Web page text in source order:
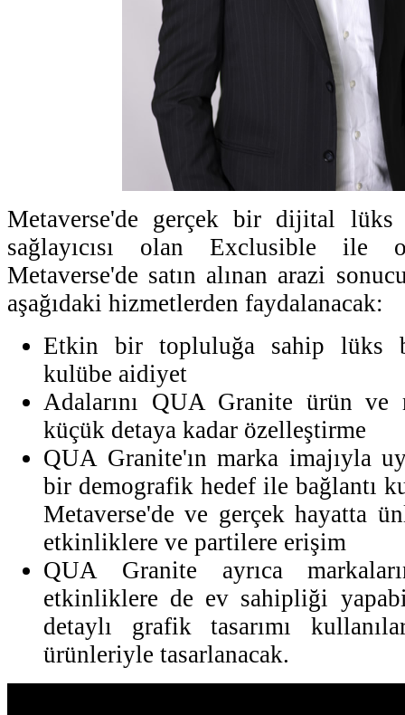
Metaverse'de gerçek bir dijital lüks
sağlayıcısı olan Exclusible ile
Metaverse'de satın alınan arazi
aşağıdaki hizmetlerden faydalanacak:
Etkin bir topluluğa sahip lüks
kulübe aidiyet
Adalarını QUA Granite ürün ve
küçük detaya kadar özelleştirme
QUA Granite'ın marka imajıyla
bir demografik hedef ile bağlantı
Metaverse'de ve gerçek hayatta
etkinliklere ve partilere erişim
QUA Granite ayrıca
etkinliklere de ev sahipliği
detaylı grafik tasarımı
ürünleriyle tasarlanacak.